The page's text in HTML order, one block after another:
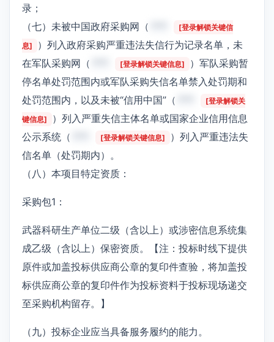
录；
（七）未被中国政府采购网（
[登录解锁关键信
息]
）列入政府采购严重违法失信行为记录名单，未
在军队采购网（
[登录解锁关键信息]
）军队采购暂
停名单处罚范围内或军队采购失信名单禁入处罚期和
处罚范围内，以及未被“信用中国”（
[登录解锁关
键信息]
）列入严重失信主体名单或国家企业信用信息
公示系统（
[登录解锁关键信息]
）列入严重违法失
信名单（处罚期内）。
（八）本项目特定资质：
采购包1：
武器科研生产单位二级（含以上）或涉密信息系统集
成乙级（含以上）保密资质。【注：投标时线下提供
原件或加盖投标供应商公章的复印件查验，将加盖投
标供应商公章的复印件作为投标资料于投标现场递交
至采购机构留存。】
（九）投标企业应当具备服务履约的能力。